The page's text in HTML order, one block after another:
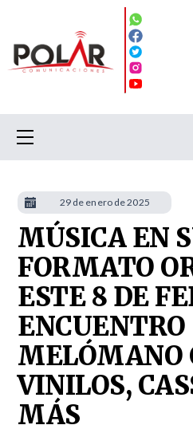
MÚSICA EN
FORMATO
ESTE 8 DE
ENCUENTRO
MELÓMANO
VINILOS,
MÁS
29 de enero de 2025